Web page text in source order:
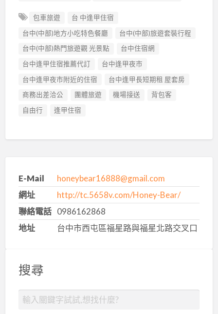
包車旅遊
台 中逢甲住宿
台中(中部)地方小吃特色餐廳
台中(中部)旅遊套裝行程
台中(中部)熱門旅遊觀 光景點
台中住宿網
台中逢甲住宿推薦代訂
台中逢甲夜市
台中逢甲夜市附近的住宿
台中逢甲長短期租 屋套房
商務出差洽公
團體旅遊 機場接送
背包客
自由行
逢甲住宿
E-Mail
honeybear16888@gmail.com
網址
http://tc.5658v.com/Honey-Bear/
聯絡電話 0986162868
地址
台中市西屯區福星路與福星北路交叉口
搜尋